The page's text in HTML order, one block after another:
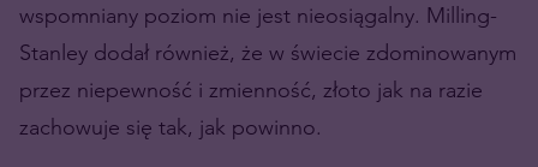
wspomniany poziom nie jest nieosiągalny. Milling-
Stanley dodał również, że w świecie zdominowanym
przez niepewność i zmienność, złoto jak na razie
zachowuje się tak, jak powinno.